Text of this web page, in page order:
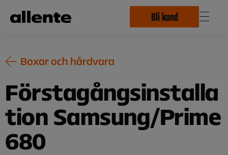
Bli kund
Boxar och hårdvara
Förstagångsinstalla
tion Samsung/Prime
680